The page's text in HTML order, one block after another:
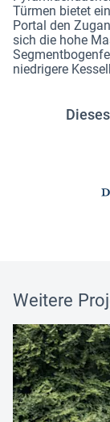
Türmen bietet
Portal den
sich die hohe
niedrigere
Weitere